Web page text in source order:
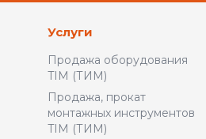
Услуги
Продажа оборудования
TIM (ТИМ)
Продажа, прокат
монтажных инструментов
TIM (ТИМ)